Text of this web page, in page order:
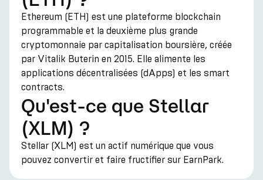
Ethereum (ETH) est une plateforme blockchain
programmable et la deuxième plus grande
cryptomonnaie par capitalisation boursière, créée
par Vitalik Buterin en 2015. Elle alimente les
applications décentralisées (dApps) et les smart
contracts.
Qu'est-ce que Stellar
(XLM) ?
Stellar (XLM) est un actif numérique que vous
pouvez convertir et faire fructifier sur EarnPark.